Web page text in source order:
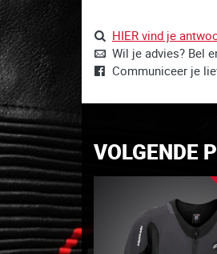
HIER vind je
Wil je advies? Bel
Communiceer je
VOLGENDE